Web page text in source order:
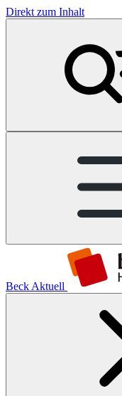
Direkt zum Inhalt
Beck Aktuell